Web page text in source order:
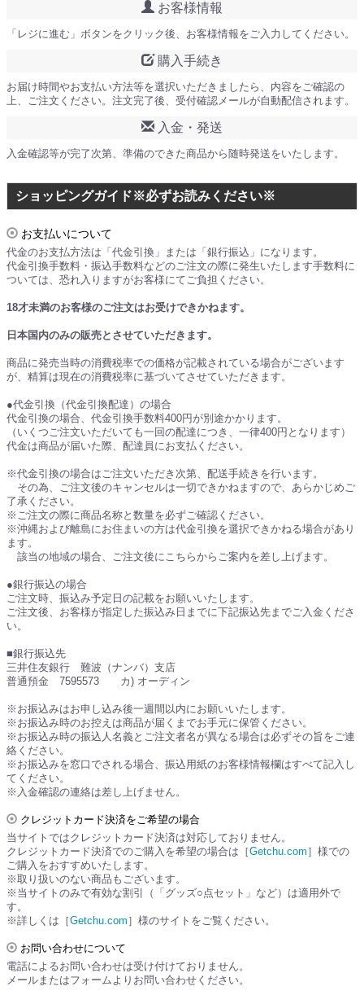
お客様情報
「レジに進む」ボタンをクリック後、お客様情報をご入力してください。
購入手続き
お届け時間やお支払い方法等を選択いただきましたら、内容をご確認の
上、ご注文ください。注文完了後、受付確認メールが自動配信されます。
入金・発送
入金確認等が完了次第、準備のできた商品から随時発送をいたします。
ショッピングガイド※必ずお読みください※
お支払いについて
代金のお支払方法は「代金引換」または「銀行振込」になります。
代金引換手数料・振込手数料などのご注文の際に発生いたします手数料に
ついては、恐れ入りますがお客様にてご負担ください。
18才未満のお客様のご注文はお受けできかねます。
日本国内のみの販売とさせていただきます。
商品に発売当時の消費税率での価格が記載されている場合がございます
が、精算は現在の消費税率に基づいてさせていただきます。
●代金引換（代金引換配達）の場合
代金引換の場合、代金引換手数料400円が別途かかります。
（いくつご注文いただいても一回の配達につき、一律400円となります）
代金は商品が届いた際、配達員にお支払ください。
※代金引換の場合はご注文いただき次第、配送手続きを行います。
その為、ご注文後のキャンセルは一切できかねますので、あらかじめご
了承ください。
※ご注文の際に商品名称と数量を必ずご確認ください。
※沖縄および離島にお住まいの方は代金引換を選択できかねる場合があり
ます。
該当の地域の場合、ご注文後にこちらからご案内を差し上げます。
●銀行振込の場合
ご注文時、振込み予定日の記載をお願いいたします。
ご注文後、お客様が指定した振込み日までに下記振込先までご入金くださ
い。
■銀行振込先
三井住友銀行 難波（ナンバ）支店
普通預金 7595573 カ) オーディン
※お振込みはお申し込み後一週間以内にお願いいたします。
※お振込み時のお控えは商品が届くまでお手元に保管ください。
※お振込み時の振込人名義とご注文者名が異なる場合は必ずその旨をご連
絡ください。
※お振込みを窓口でされる場合、振込用紙のお客様情報欄はすべて記入し
てください。
※入金確認の連絡は差し上げません。
クレジットカード決済をご希望の場合
当サイトではクレジットカード決済は対応しておりません。
クレジットカード決済でのご購入を希望の場合は［Getchu.com ］様での
ご購入をおすすめいたします。
※取り扱いのない商品もございます。
※当サイトのみで有効な割引（「グッズ○点セット」など）は適用外で
す。
※詳しくは［Getchu.com ］様のサイトをご覧ください。
お問い合わせについて
電話によるお問い合わせは受け付けておりません。
メールまたはフォームよりお問い合わせください。